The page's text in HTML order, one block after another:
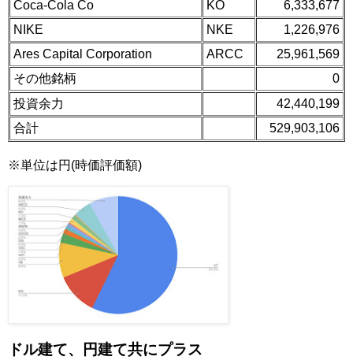
Coca-Cola Co
KO
6,333,677
NIKE
NKE
1,226,976
Ares Capital Corporation
ARCC
25,961,569
その他銘柄
0
投資余力
42,440,199
合計
529,903,106
※単位は円(時価評価額)
ドル建て、円建て共にプラス